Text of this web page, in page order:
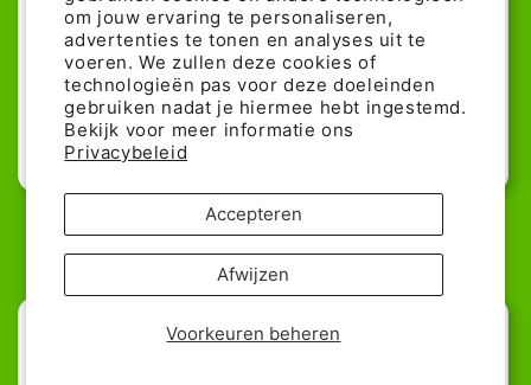
om jouw ervaring te personaliseren,
advertenties te tonen en analyses uit te
voeren. We zullen deze cookies of
technologieën pas voor deze doeleinden
gebruiken nadat je hiermee hebt ingestemd.
Bekijk voor meer informatie ons
Privacybeleid
Voorkeuren beheren
Accepteren
Afwijzen
LEGO Truthahn mit 2 Keulen
LEGO 1x1 Tile Round Trans-
Clear - Biene
Normale
prijs
0,22€